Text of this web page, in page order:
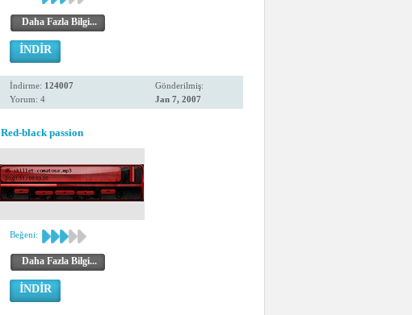
Daha Fazla Bilgi...
İNDİR
İndirme: 124007
Yorum: 4
Gönderilmiş:
Jan 7, 2007
Red-black passion
Beğeni:
Daha Fazla Bilgi...
İNDİR